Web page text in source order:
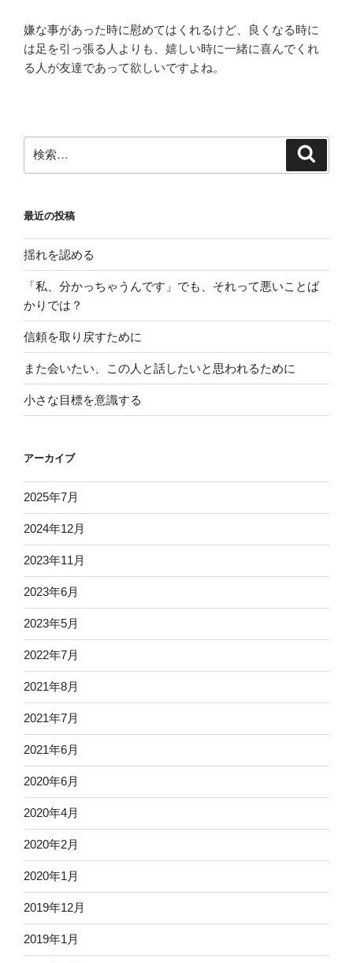
嫌な事があった時に慰めてはくれるけど、良くなる時に
は足を引っ張る人よりも、嬉しい時に一緒に喜んでくれ
る人が友達であって欲しいですよね。
索:
最近の投稿
揺れを認める
「私、分かっちゃうんです」でも、それって悪いことば
かりでは？
信頼を取り戻すために
また会いたい、この人と話したいと思われるために
小さな目標を意識する
アーカイブ
2025年7月
2024年12月
2023年11月
2023年6月
2023年5月
2022年7月
2021年8月
2021年7月
2021年6月
2020年6月
2020年4月
2020年2月
2020年1月
2019年12月
2019年1月